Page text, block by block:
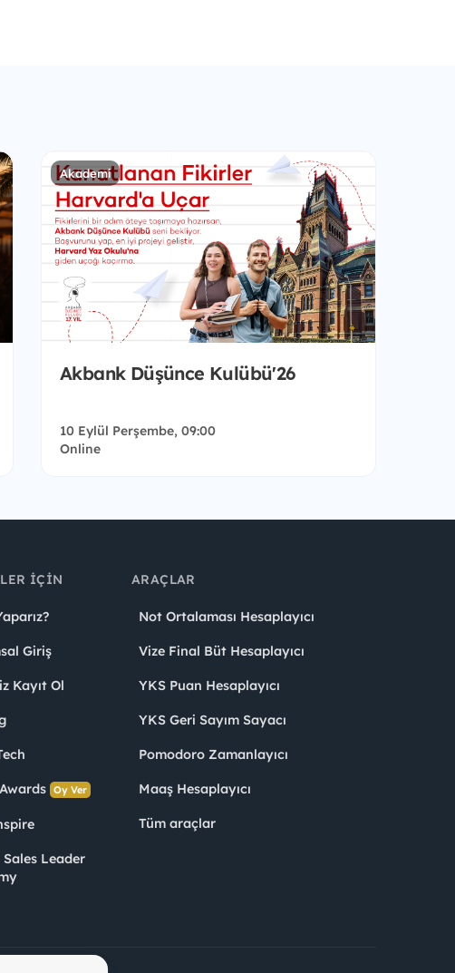
Akademi
Akbank Düşünce Kulübü'26
10 Eylül Perşembe, 09:00
Online
İÇIN
Giriş
Kayıt Ol
Oy Ver
Leader
ARAÇLAR
Not Ortalaması Hesaplayıcı
Vize Final Büt Hesaplayıcı
YKS Puan Hesaplayıcı
YKS Geri Sayım Sayacı
Pomodoro Zamanlayıcı
Maaş Hesaplayıcı
Tüm araçlar